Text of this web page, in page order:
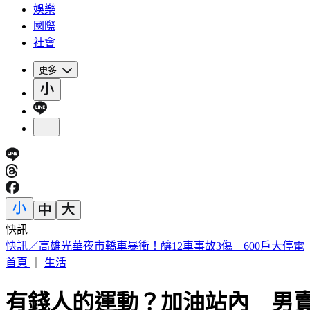
娛樂
國際
社會
更多
快訊
快訊／高雄光華夜市轎車暴衝！釀12車事故3傷 600戶大停電
首頁
生活
有錢人的運動？加油站內 男賣